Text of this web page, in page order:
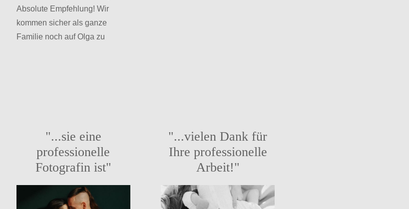
Absolute Empfehlung! Wir
kommen sicher als ganze
Familie noch auf Olga zu
"...sie eine
professionelle
Fotografin ist"
"...vielen Dank für
Ihre professionelle
Arbeit!"